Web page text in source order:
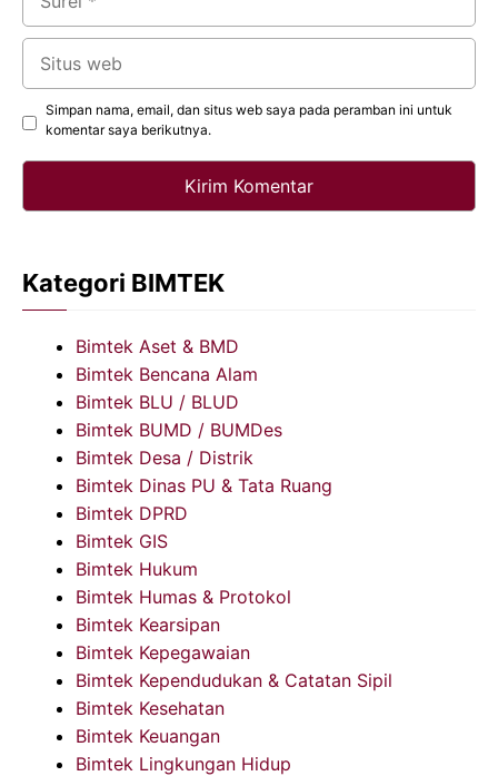
Situs
web
Simpan nama, email, dan situs web saya pada peramban ini untuk
komentar saya berikutnya.
Kategori BIMTEK
Bimtek Aset & BMD
Bimtek Bencana Alam
Bimtek BLU / BLUD
Bimtek BUMD / BUMDes
Bimtek Desa / Distrik
Bimtek Dinas PU & Tata Ruang
Bimtek DPRD
Bimtek GIS
Bimtek Hukum
Bimtek Humas & Protokol
Bimtek Kearsipan
Bimtek Kepegawaian
Bimtek Kependudukan & Catatan Sipil
Bimtek Kesehatan
Bimtek Keuangan
Bimtek Lingkungan Hidup